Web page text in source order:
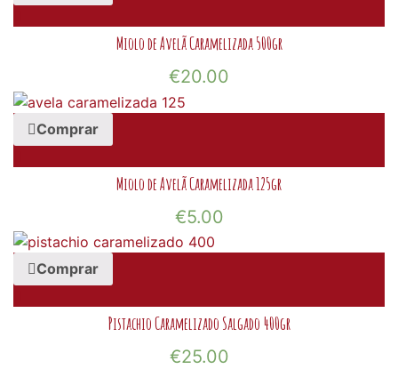
Miolo de Avelã Caramelizada 500gr
€20.00
Comprar
Miolo de Avelã Caramelizada 125gr
€5.00
Comprar
Pistachio Caramelizado Salgado 400gr
€25.00